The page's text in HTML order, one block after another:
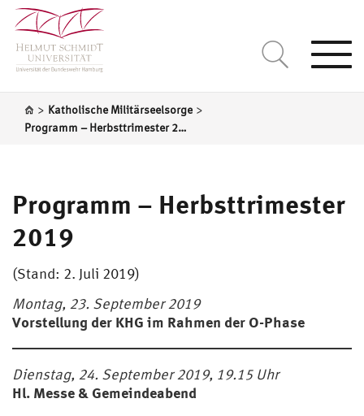
> Katholische Militärseelsorge >
Programm – Herbsttrimester 2019
Programm – Herbsttrimester
2019
(Stand: 2. Juli 2019)
Montag, 23. September 2019
Vorstellung der KHG im Rahmen der O-Phase
Dienstag, 24. September 2019, 19.15 Uhr
Hl. Messe & Gemeindeabend